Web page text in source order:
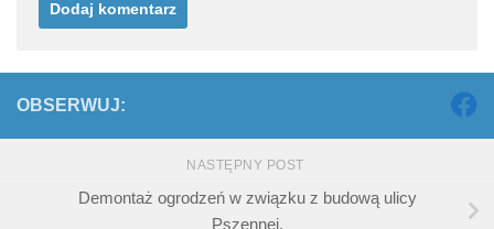
OBSERWUJ:
NASTĘPNY POST
Demontaż ogrodzeń w związku z budową ulicy
Pszennej.